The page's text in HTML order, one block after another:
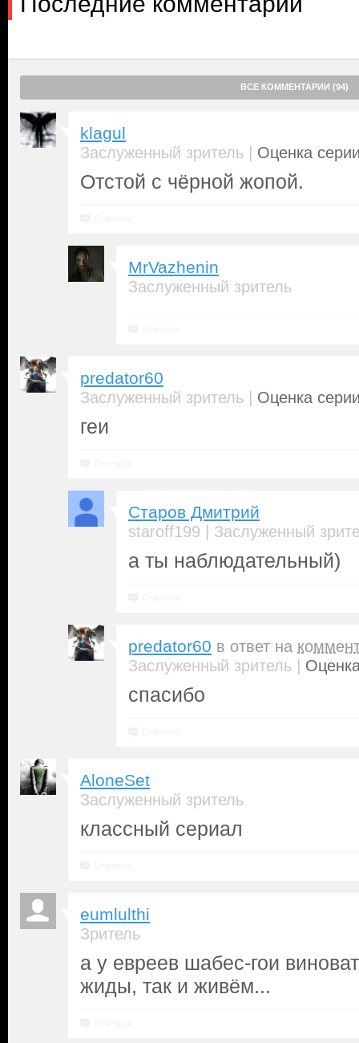
ВСЕ КОММЕНТАРИИ (94)
klagul
Заслуженный зритель | Оценка
Отстой с чёрной жопой.
MrVazhenin
Заслуженный зритель
predator60
Заслуженный зритель | Оценка
геи
Старов Дмитрий
staroff199 | Заслуженный
а ты наблюдательный)
predator60 в ответ на
Заслуженный зритель |
спасибо
AloneSet
Заслуженный зритель
классный сериал
eumlulthi
Зритель
а у евреев шабес-гои
жиды, так и живём...